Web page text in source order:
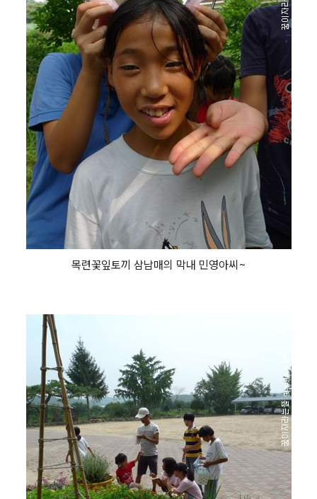
목련꽃잎토끼 삼남매의 막내 민영아씨~